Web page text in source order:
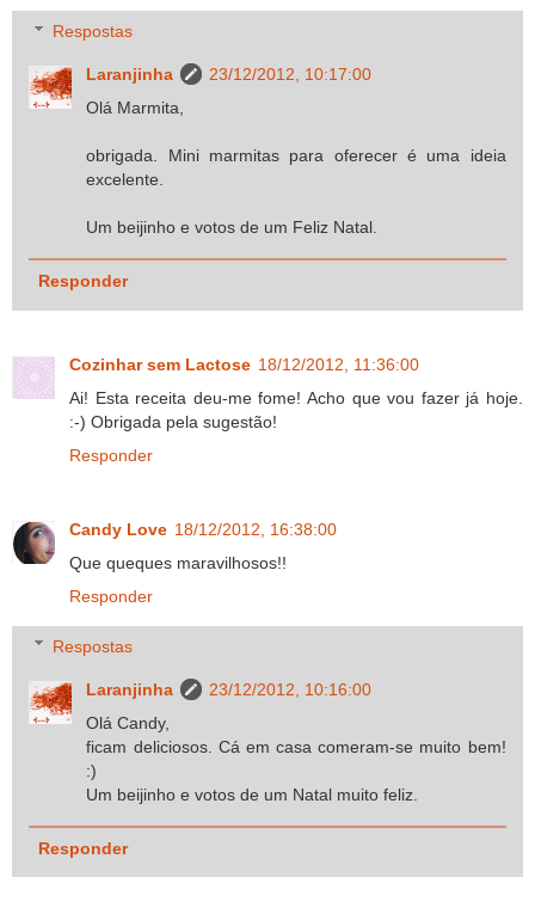
Respostas
Laranjinha
23/12/2012, 10:17:00
Olá Marmita,
obrigada. Mini marmitas para oferecer é uma ideia
excelente.
Um beijinho e votos de um Feliz Natal.
Responder
Cozinhar sem Lactose 18/12/2012, 11:36:00
Ai! Esta receita deu-me fome! Acho que vou fazer já hoje.
:-) Obrigada pela sugestão!
Responder
Candy Love 18/12/2012, 16:38:00
Que queques maravilhosos!!
Responder
Respostas
Laranjinha
23/12/2012, 10:16:00
Olá Candy,
ficam deliciosos. Cá em casa comeram-se muito bem!
:)
Um beijinho e votos de um Natal muito feliz.
Responder